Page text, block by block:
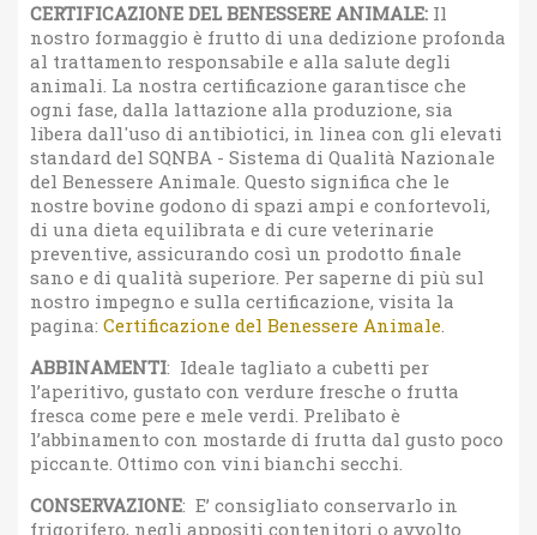
CERTIFICAZIONE DEL BENESSERE ANIMALE: Il
nostro formaggio è frutto di una dedizione profonda
al trattamento responsabile e alla salute degli
animali. La nostra certificazione garantisce che
ogni fase, dalla lattazione alla produzione, sia
libera dall'uso di antibiotici, in linea con gli elevati
standard del SQNBA - Sistema di Qualità Nazionale
del Benessere Animale. Questo significa che le
nostre bovine godono di spazi ampi e confortevoli,
di una dieta equilibrata e di cure veterinarie
preventive, assicurando così un prodotto finale
sano e di qualità superiore. Per saperne di più sul
nostro impegno e sulla certificazione, visita la
pagina: Certificazione del Benessere Animale.
ABBINAMENTI: Ideale tagliato a cubetti per
l’aperitivo, gustato con verdure fresche o frutta
fresca come pere e mele verdi. Prelibato è
l’abbinamento con mostarde di frutta dal gusto poco
piccante. Ottimo con vini bianchi secchi.
CONSERVAZIONE: E’ consigliato conservarlo in
frigorifero, negli appositi contenitori o avvolto